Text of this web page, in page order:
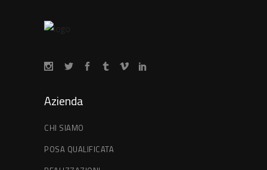
Azienda
CHI SIAMO
POSA QUALIFICATA